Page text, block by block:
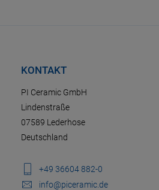
KONTAKT
PI Ceramic GmbH
Lindenstraße
07589 Lederhose
Deutschland
+49 36604 882-0
info@piceramic.de